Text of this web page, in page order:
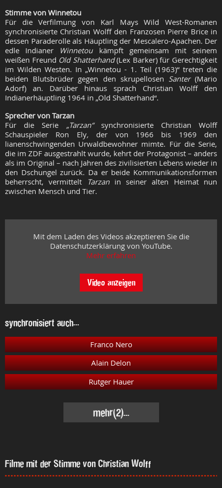
Stimme von Winnetou
Für die Verfilmung von Karl Mays Wild West-Romanen
synchronisierte Christian Wolff den Franzosen Pierre Brice in
dessen Paraderolle als Häuptling der Mescalero-Apachen. Der
edle Indianer Winnetou kämpft gemeinsam mit seinem
weißen Freund Old Shatterhand(Lex Barker) für Gerechtigkeit
im Wilden Westen. In „Winnetou - 1. Teil (1963)“ treten die
beiden Blutsbrüder gegen den skrupellosen Santer(Mario
Adorf) an. Darüber hinaus sprach Christian Wolff den
Indianerhäuptling 1964 in „Old Shatterhand“.
Sprecher von Tarzan
Für die Serie „Tarzan“ synchronisierte Christian Wolff
Schauspieler Ron Ely, der von 1966 bis 1969 den
lianenschwingenden Urwaldbewohner mimte. Für die Serie,
die im ZDF ausgestrahlt wurde, kehrt der Protagonist – anders
als im Original – nach Jahren des zivilisierten Lebens wieder in
den Dschungel zurück. Da er beide Kommunikationsformen
beherrscht, vermittelt
Tarzan in seiner alten Heimat nun
zwischen Mensch und Tier.
Mit dem Laden des Videos akzeptieren Sie die
Datenschutzerklärung von YouTube.
Mehr erfahren
Video anzeigen
synchronisiert auch...
Franco Nero
Alain Delon
Rutger Hauer
mehr(2)...
Filme mit der Stimme von Christian Wolff